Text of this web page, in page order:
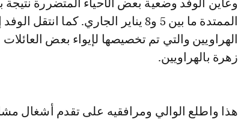
الممتدة ما بين 5 و8 يناير الجاري. كما
الهراويين والتي تم تخصيصها لإيواء بعض
زهرة بالهراويين.
هذا واطلع الوالي ومرافقيه على تقدم أشغال